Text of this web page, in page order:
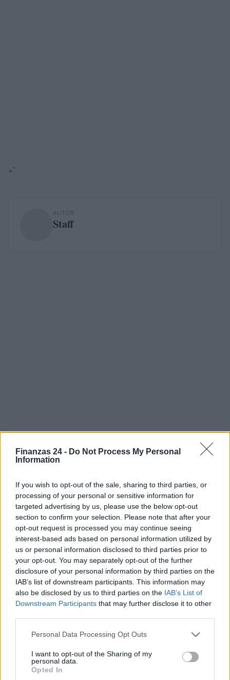
Finanzas 24 - Do Not Process My Personal
Information
If you wish to opt-out of the sale, sharing to third parties, or
processing of your personal or sensitive information for
targeted advertising by us, please use the below opt-out
section to confirm your selection. Please note that after your
opt-out request is processed you may continue seeing
interest-based ads based on personal information utilized by
us or personal information disclosed to third parties prior to
your opt-out. You may separately opt-out of the further
disclosure of your personal information by third parties on the
IAB’s list of downstream participants. This information may
also be disclosed by us to third parties on the IAB’s List of
Downstream Participants that may further disclose it to other
Please note that this website/app uses one or more Google
not limited to your visit or usage behaviour. You may click to
grant or deny consent to Google and its third-party tags to
use your data for below specified purposes in below Google
Personal Data Processing Opt Outs
I want to opt-out of the Sharing of my
personal data.
Opted In
«`
AUTOR
Staff
Sigue leyendo
CRIPTOMONEDAS
Hackers de Corea del Norte comprometen a OPPO y Coinbase
en una campaña global de robo de criptomonedas